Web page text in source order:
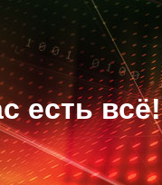
есть всё!